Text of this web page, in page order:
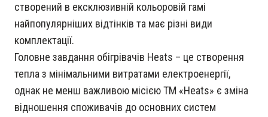
створений в ексклюзивній кольоровій гамі
найпопулярніших відтінків та має різні види
комплектації.
Головне завдання обігрівачів Heats – це створення
тепла з мінімальними витратами електроенергії,
однак не менш важливою місією ТМ «Heats» є зміна
відношення споживачів до основних систем